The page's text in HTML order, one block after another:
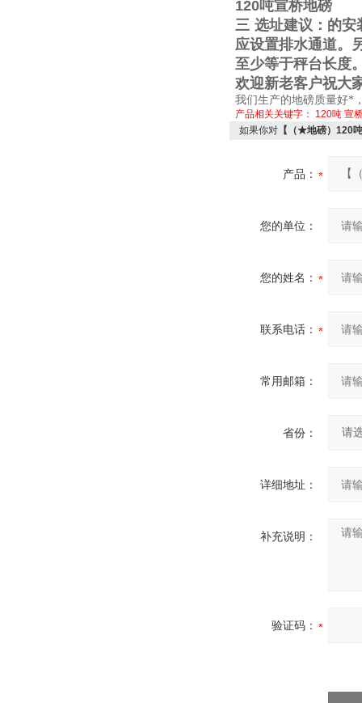
120吨宣桥地磅
三 选址建议：的安
应设置排水通道。
至少等于秤台长度
欢迎新老客户祝大
我们生产的地磅质量好*
产品相关关键字： 120吨 宣
如果你对 【（★地磅）120
产品：
您的单位：
您的姓名：
联系电话：
常用邮箱：
省份：
详细地址：
补充说明：
验证码：